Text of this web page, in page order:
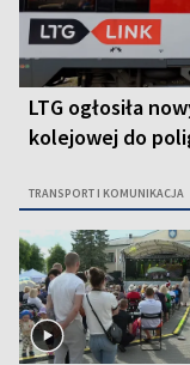
LTG ogłosiła
kolejowej do
TRANSPORT I KOMUNIKACJA